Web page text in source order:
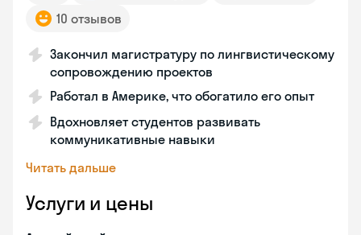
10 отзывов
Закончил магистратуру по лингвистическому
сопровождению проектов
Работал в Америке, что обогатило его опыт
Вдохновляет студентов развивать
коммуникативные навыки
Читать дальше
Услуги и цены